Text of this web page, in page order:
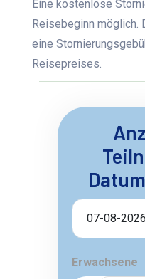
Eine kostenlose
Reisebeginn möglich.
eine
Reisepreises.
Erwachsene